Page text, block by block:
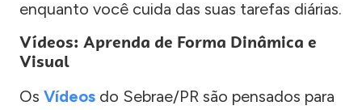
enquanto você cuida das suas tarefas diárias.
Vídeos: Aprenda de Forma Dinâmica e
Visual
Os Vídeos do Sebrae/PR são pensados para